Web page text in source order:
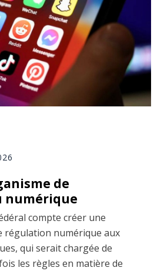
de
numérique
compte créer une
régulation numérique aux
qui serait chargée de
les règles en matière de